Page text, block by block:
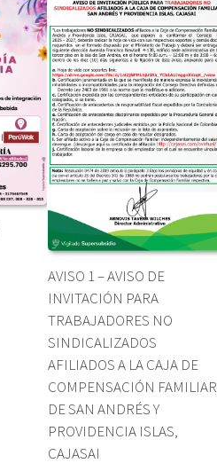
AVISO 1 – AVISO DE
INVITACIÓN PARA
TRABAJADORES NO
SINDICALIZADOS
AFILIADOS A LA CAJA DE
COMPENSACIÓN FAMILIAR
DE SAN ANDRÉS Y
PROVIDENCIA ISLAS,
CAJASAI